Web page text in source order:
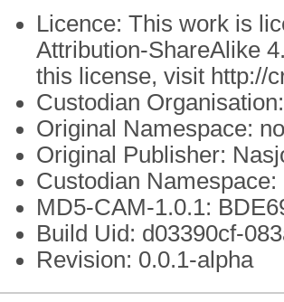
Licence: This work is
Attribution-ShareAlike
this license, visit http://
Custodian
Original Namespace:
Original Publisher:
Custodian
MD5-CAM-1.0.1:
Build Uid: d03390cf-
Revision: 0.0.1-alpha